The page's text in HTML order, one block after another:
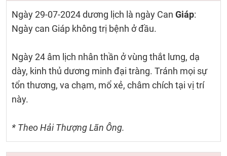
Ngày 29-07-2024 dương lịch là ngày Can Giáp:
Ngày can Giáp không trị bệnh ở đầu.
Ngày 24 âm lịch nhân thần ở vùng thắt lưng, dạ
dày, kinh thủ dương minh đại tràng. Tránh mọi sự
tổn thương, va chạm, mổ xẻ, châm chích tại vị trí
này.
* Theo Hải Thượng Lãn Ông.